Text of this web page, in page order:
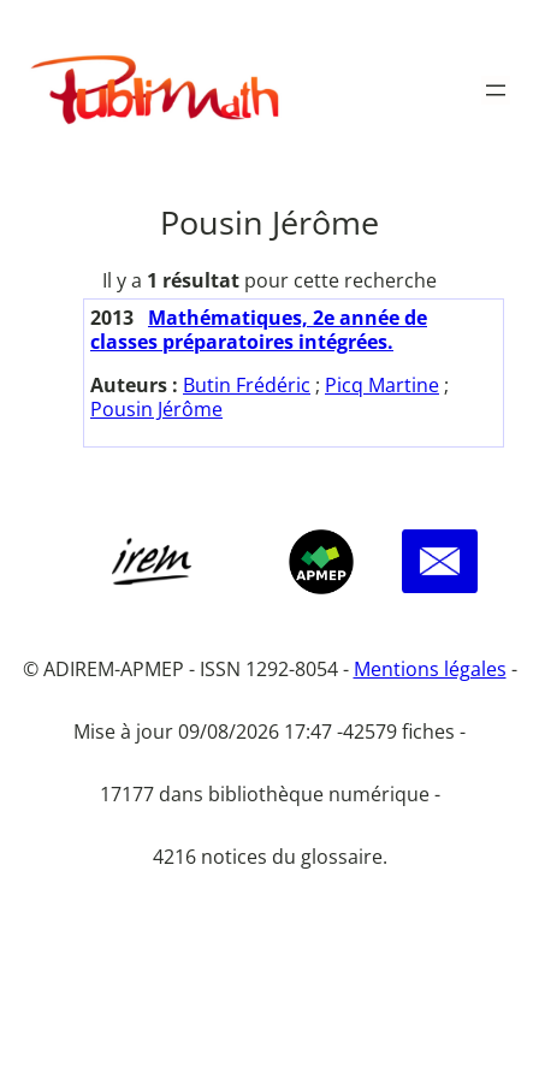
contenu
Publimath
Pousin Jérôme
Il y a 1 résultat pour cette recherche
2013 Mathématiques, 2e année de
classes préparatoires intégrées.
Auteurs : Butin Frédéric ; Picq Martine ;
Pousin Jérôme
© ADIREM-APMEP - ISSN 1292-8054 - Mentions légales -
Mise à jour 09/08/2026 17:47 -42579 fiches -
17177 dans bibliothèque numérique -
4216 notices du glossaire.